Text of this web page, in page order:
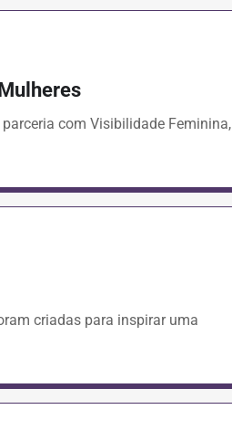
com Visibilidade Feminina,
criadas para inspirar uma